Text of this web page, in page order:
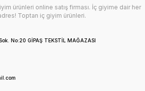
ürünleri online satış firması. İç giyime dair her
Toptan iç giyim ürünleri.
No:20 GİPAŞ TEKSTİL MAĞAZASI